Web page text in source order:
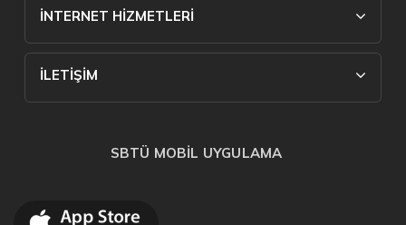
İNTERNET HİZMETLERİ
İLETİŞİM
SBTÜ MOBİL UYGULAMA